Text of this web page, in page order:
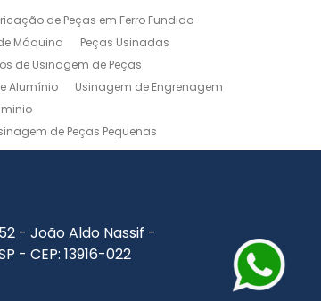
de Peças em Ferro Fundido
Máquina
Peças Usinadas
de Usinagem de Peças
Alumínio
Usinagem de Engrenagem
de Peças Pequenas
Usinagem Leve
- João Aldo Nassif -
- CEP: 13916-022